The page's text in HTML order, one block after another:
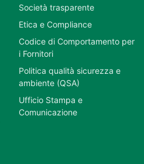
Società trasparente
Etica e Compliance
Codice di Comportamento per
i Fornitori
Politica qualità sicurezza e
ambiente (QSA)
Ufficio Stampa e
Comunicazione